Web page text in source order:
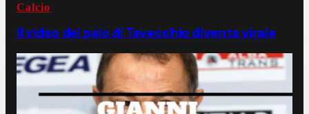
Calcio
Il video del palo di Tavecchio diventa virale